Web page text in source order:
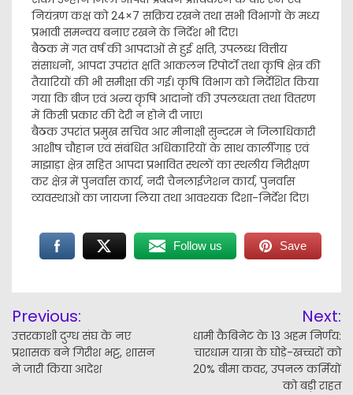
नियंत्रण कक्ष को 24×7 सक्रिय रखने तथा सभी विभागों के मध्य
प्रभावी समन्वय बनाए रखने के निर्देश भी दिए।
बैठक में गत वर्ष की आपदाओं से हुई क्षति, उपलब्ध वित्तीय
संसाधनों, आपदा उपरांत क्षति आकलन रिपोर्टों तथा कृषि क्षेत्र की
तैयारियों की भी समीक्षा की गई। कृषि विभाग को निर्देशित किया
गया कि बीज एवं अन्य कृषि आदानों की उपलब्धता तथा वितरण
में किसी प्रकार की देरी न होने दी जाए।
बैठक उपरांत प्रमुख सचिव आर मीनाक्षी सुन्दरम ने जिलाधिकारी
आशीष चौहान एवं संबंधित अधिकारियों के साथ कार्लीगाड़ एवं
माझाड़ा क्षेत्र सहित आपदा प्रभावित स्थलों का स्थलीय निरीक्षण
कर क्षेत्र में पुनर्वास कार्य, नदी चैनलाईजेशन कार्य, पुनर्वास
व्यवस्थाओं का जायजा लिया तथा आवश्यक दिशा-निर्देश दिए।
Follow us Save
navigation
Previous:
उत्तरकाशी दुग्ध संघ के नए
प्रशासक बने गिरीश भट्ट, शासन
ने जारी किया आदेश
Next:
​धामी कैबिनेट के 13 अहम निर्णय:
चारधाम यात्रा के घोड़े-खच्चरों को
20% बीमा कवर, उपनल कर्मियों
को बड़ी राहत